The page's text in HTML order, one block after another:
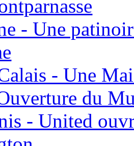
- Une
- Une
du
- United